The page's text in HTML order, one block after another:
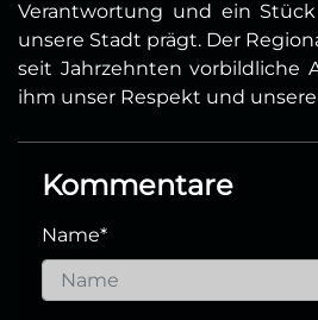
Verantwortung und ein
unsere Stadt prägt. Der
seit Jahrzehnten vorbildliche
ihm unser Respekt und
Kommentare
Name*